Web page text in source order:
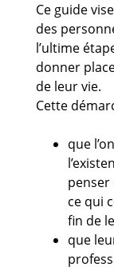
Actualités
ARSENE
Ce guide
des
l’ultime
donner
de leur vie.
Cette
que
penser
ce qui
fin de
que